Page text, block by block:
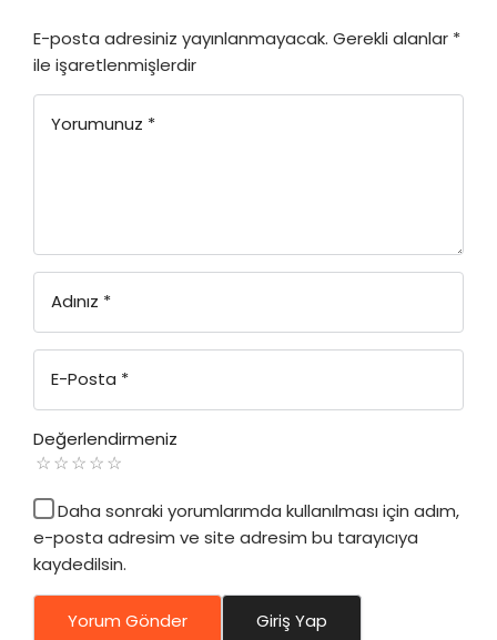
E-posta adresiniz yayınlanmayacak. Gerekli alanlar *
ile işaretlenmişlerdir
Yorumunuz *
Adınız *
E-Posta *
Değerlendirmeniz
Daha sonraki yorumlarımda kullanılması için adım,
e-posta adresim ve site adresim bu tarayıcıya
kaydedilsin.
Yorum Gönder Giriş Yap